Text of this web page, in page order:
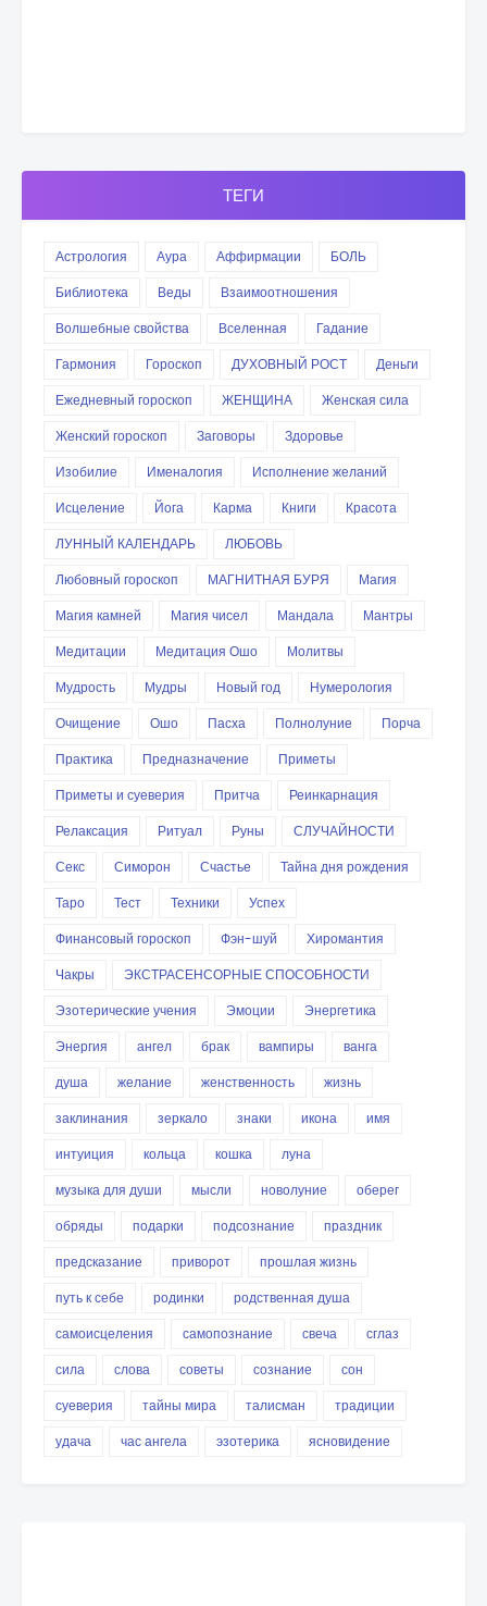
ТЕГИ
Астрология Аура Аффирмации
БОЛЬ
Библиотека
Веды
Взаимоотношения
Волшебные свойства
Вселенная
Гадание
Гармония
Гороскоп ДУХОВНЫЙ РОСТ
Деньги
Ежедневный гороскоп
ЖЕНЩИНА
Женская сила
Женский гороскоп
Заговоры
Здоровье
Изобилие
Именалогия
Исполнение желаний
Исцеление
Йога Карма Книги
Красота
ЛУННЫЙ КАЛЕНДАРЬ
ЛЮБОВЬ
Любовный гороскоп
МАГНИТНАЯ БУРЯ
Магия
Магия камней
Магия чисел Мандала
Мантры
Медитации
Медитация Ошо
Молитвы
Мудрость
Мудры Новый год
Нумерология
Очищение
Ошо Пасха Полнолуние
Порча
Практика
Предназначение
Приметы
Приметы и суеверия
Притча
Реинкарнация
Релаксация
Ритуал Руны
СЛУЧАЙНОСТИ
Секс
Симорон Счастье
Тайна дня рождения
Таро
Тест Техники
Успех
Финансовый гороскоп
Фэн-шуй
Хиромантия
Чакры
ЭКСТРАСЕНСОРНЫЕ СПОСОБНОСТИ
Эзотерические учения
Эмоции
Энергетика
Энергия
ангел брак вампиры
ванга
душа
желание женственность
жизнь
заклинания
зеркало знаки икона
имя
интуиция
кольца кошка
луна
музыка для души
мысли новолуние
оберег
обряды
подарки подсознание
праздник
предсказание
приворот
прошлая жизнь
путь к себе
родинки
родственная душа
самоисцеления
самопознание свеча
сглаз
сила
слова советы сознание
сон
суеверия
тайны мира талисман
традиции
удача
час ангела эзотерика ясновидение